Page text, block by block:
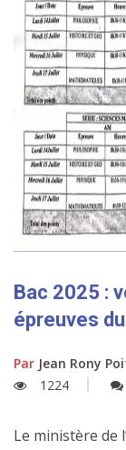
Bac 2025 :
épreuves
Par Jean Rony
1224
Le ministère de